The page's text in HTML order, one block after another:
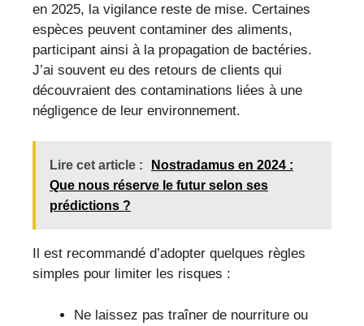
en 2025, la vigilance reste de mise. Certaines
espèces peuvent contaminer des aliments,
participant ainsi à la propagation de bactéries.
J’ai souvent eu des retours de clients qui
découvraient des contaminations liées à une
négligence de leur environnement.
Lire cet article :
Nostradamus en 2024 :
Que nous réserve le futur selon ses
prédictions ?
Il est recommandé d’adopter quelques règles
simples pour limiter les risques :
Ne laissez pas traîner de nourriture ou